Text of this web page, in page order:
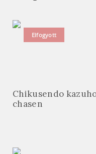
Elfogyott
Chikusendo
chasen